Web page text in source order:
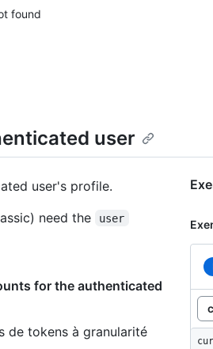
found
user
user's profile.
need the
user
for the authenticated
de tokens à granularité